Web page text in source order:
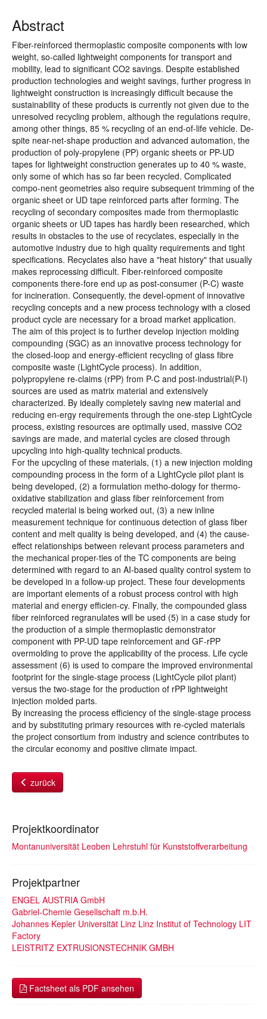
Abstract
Fiber-reinforced thermoplastic composite components with low
weight, so-called lightweight components for transport and
mobility, lead to significant CO2 savings. Despite established
production technologies and weight savings, further progress in
lightweight construction is increasingly difficult because the
sustainability of these products is currently not given due to the
unresolved recycling problem, although the regulations require,
among other things, 85 % recycling of an end-of-life vehicle. De-
spite near-net-shape production and advanced automation, the
production of poly-propylene (PP) organic sheets or PP-UD
tapes for lightweight construction generates up to 40 % waste,
only some of which has so far been recycled. Complicated
compo-nent geometries also require subsequent trimming of the
organic sheet or UD tape reinforced parts after forming. The
recycling of secondary composites made from thermoplastic
organic sheets or UD tapes has hardly been researched, which
results in obstacles to the use of recyclates, especially in the
automotive industry due to high quality requirements and tight
specifications. Recyclates also have a "heat history" that usually
makes reprocessing difficult. Fiber-reinforced composite
components there-fore end up as post-consumer (P-C) waste
for incineration. Consequently, the devel-opment of innovative
recycling concepts and a new process technology with a closed
product cycle are necessary for a broad market application.
The aim of this project is to further develop injection molding
compounding (SGC) as an innovative process technology for
the closed-loop and energy-efficient recycling of glass fibre
composite waste (LightCycle process). In addition,
polypropylene re-claims (rPP) from P-C and post-industrial(P-I)
sources are used as matrix material and extensively
characterized. By ideally completely saving new material and
reducing en-ergy requirements through the one-step LightCycle
process, existing resources are optimally used, massive CO2
savings are made, and material cycles are closed through
upcycling into high-quality technical products.
For the upcycling of these materials, (1) a new injection molding
compounding process in the form of a LightCycle pilot plant is
being developed, (2) a formulation metho-dology for thermo-
oxidative stabilization and glass fiber reinforcement from
recycled material is being worked out, (3) a new inline
measurement technique for continuous detection of glass fiber
content and melt quality is being developed, and (4) the cause-
effect relationships between relevant process parameters and
the mechanical proper-ties of the TC components are being
determined with regard to an AI-based quality control system to
be developed in a follow-up project. These four developments
are important elements of a robust process control with high
material and energy efficien-cy. Finally, the compounded glass
fiber reinforced regranulates will be used (5) in a case study for
the production of a simple thermoplastic demonstrator
component with PP-UD tape reinforcement and GF-rPP
overmolding to prove the applicability of the process. Life cycle
assessment (6) is used to compare the improved environmental
footprint for the single-stage process (LightCycle pilot plant)
versus the two-stage for the production of rPP lightweight
injection molded parts.
By increasing the process efficiency of the single-stage process
and by substituting primary resources with re-cycled materials
the project consortium from industry and science contributes to
the circular economy and positive climate impact.
zurück
Projektkoordinator
Montanuniversität Leoben Lehrstuhl für Kunststoffverarbeitung
Projektpartner
ENGEL AUSTRIA GmbH
Gabriel-Chemie Gesellschaft m.b.H.
Johannes Kepler Universität Linz Linz Institut of Technology LIT
Factory
LEISTRITZ EXTRUSIONSTECHNIK GMBH
Factsheet als PDF ansehen